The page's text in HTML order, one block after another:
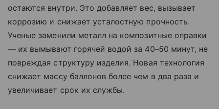
остаются внутри. Это добавляет вес, вызывает
коррозию и снижает усталостную прочность.
Ученые заменили металл на композитные оправки
— их вымывают горячей водой за 40–50 минут, не
повреждая структуру изделия. Новая технология
снижает массу баллонов более чем в два раза и
увеличивает срок их службы.